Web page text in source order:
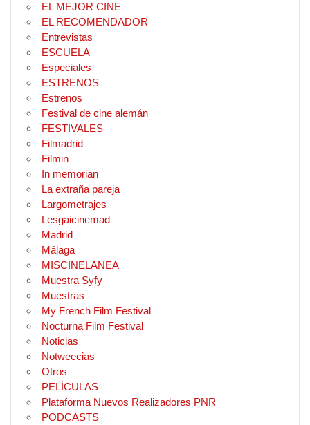
EL MEJOR CINE
EL RECOMENDADOR
Entrevistas
ESCUELA
Especiales
ESTRENOS
Estrenos
Festival de cine alemán
FESTIVALES
Filmadrid
Filmin
In memorian
La extraña pareja
Largometrajes
Lesgaicinemad
Madrid
Málaga
MISCINELANEA
Muestra Syfy
Muestras
My French Film Festival
Nocturna Film Festival
Noticias
Notweecias
Otros
PELÍCULAS
Plataforma Nuevos Realizadores PNR
PODCASTS